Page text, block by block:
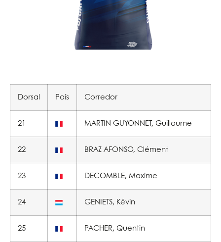
Dorsal País Corredor
21 MARTIN GUYONNET, Guillaume
22 BRAZ AFONSO, Clément
23 DECOMBLE, Maxime
24 GENIETS, Kévin
25 PACHER, Quentin